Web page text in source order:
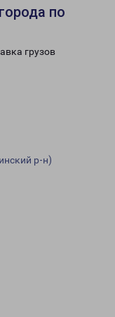
по
грузов
р-н)